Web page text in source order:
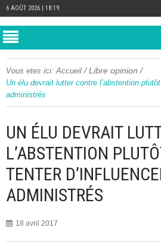
6 AOÛT 2026 | 18:19
Vous etes ici: Accueil /Libre opinion /
Un élu devrait lutter contre l’abstention
administrés
UN ÉLU DEVRAIT
L’ABSTENTION
TENTER
ADMINISTRÉS
18 avril 2017